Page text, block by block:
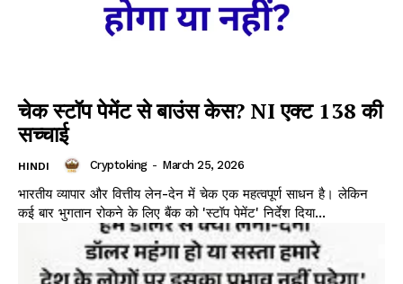
चेक स्टॉप पेमेंट से बाउंस केस? NI एक्ट 138 की
सच्चाई
HINDI Cryptoking - March 25, 2026
भारतीय व्यापार और वित्तीय लेन-देन में चेक एक महत्वपूर्ण साधन है। लेकिन
कई बार भुगतान रोकने के लिए बैंक को 'स्टॉप पेमेंट' निर्देश दिया...